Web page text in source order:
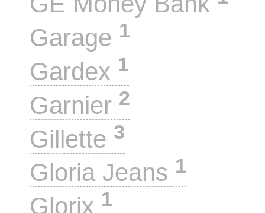
Garage 1
Gardex 1
Garnier 2
Gillette 3
Gloria Jeans 1
Glorix 1